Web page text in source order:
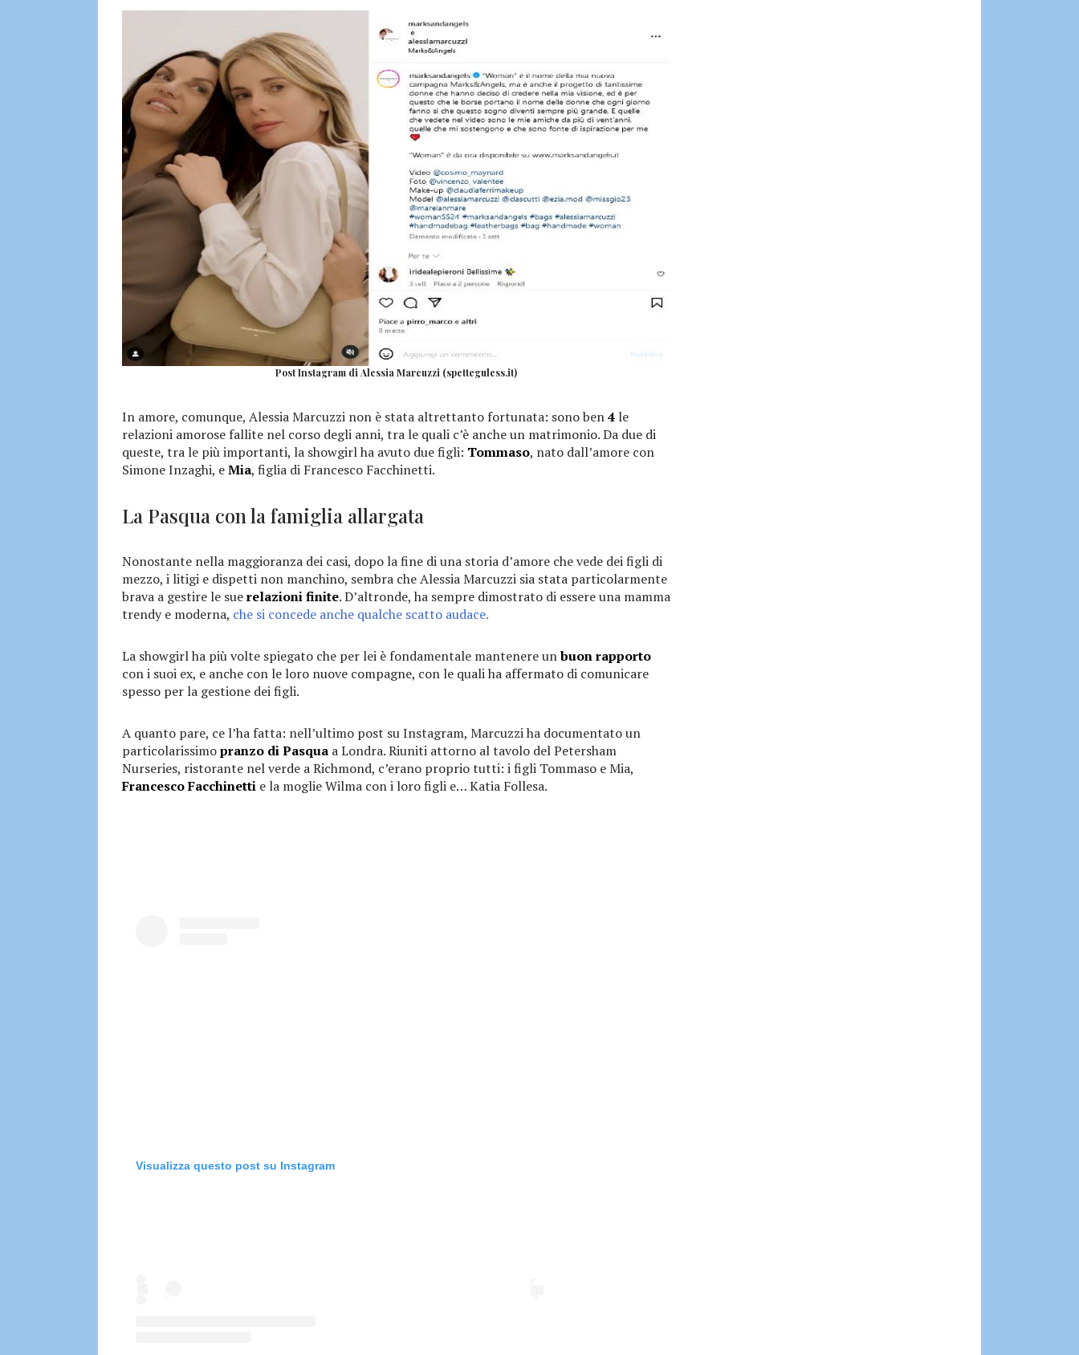
Post Instagram di Alessia Marcuzzi (spetteguless.it)
In amore, comunque, Alessia Marcuzzi non è stata altrettanto fortunata: sono ben4 le
relazioni amorose fallite nel corso degli anni, tra le quali c’è anche un matrimonio. Da due di
queste, tra le più importanti, la showgirl ha avuto due figli: Tommaso, nato dall’amore con
Simone Inzaghi, eMia, figlia di Francesco Facchinetti.
La Pasqua con la famiglia allargata
Nonostante nella maggioranza dei casi, dopo la fine di una storia d’amore che vede dei figli di
mezzo, i litigi e dispetti non manchino, sembra che Alessia Marcuzzi sia stata particolarmente
brava a gestire le suerelazioni finite. D’altronde, ha sempre dimostrato di essere una mamma
trendy e moderna, che si concede anche qualche scatto audace.
La showgirl ha più volte spiegato che per lei è fondamentale mantenere unbuon rapporto
con i suoi ex, e anche con le loro nuove compagne, con le quali ha affermato di comunicare
spesso per la gestione dei figli.
A quanto pare, ce l’ha fatta: nell’ultimo post su Instagram, Marcuzzi ha documentato un
particolarissimopranzo di Pasqua a Londra. Riuniti attorno al tavolo del Petersham
Nurseries, ristorante nel verde a Richmond, c’erano proprio tutti: i figli Tommaso e Mia,
Francesco Facchinetti e la moglie Wilma con i loro figli e… Katia Follesa.
Visualizza questo post su Instagram